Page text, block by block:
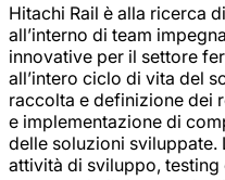
Hitachi Rail è alla ricerca
all’interno di team
innovative per il settore
all’intero ciclo di vita del
raccolta e definizione dei
e implementazione di
delle soluzioni sviluppate.
attività di sviluppo,